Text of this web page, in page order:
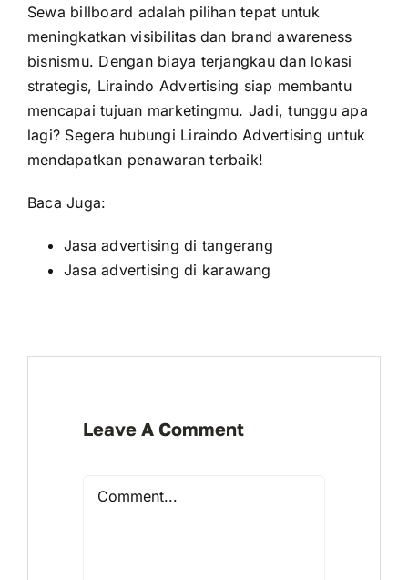
Sewa billboard adalah pilihan tepat untuk
meningkatkan visibilitas dan brand awareness
bisnismu. Dengan biaya terjangkau dan lokasi
strategis, Liraindo Advertising siap membantu
mencapai tujuan marketingmu. Jadi, tunggu apa
lagi? Segera hubungi Liraindo Advertising untuk
mendapatkan penawaran terbaik!
Baca Juga:
Jasa advertising di tangerang
Jasa advertising di karawang
Leave A Comment
Comment